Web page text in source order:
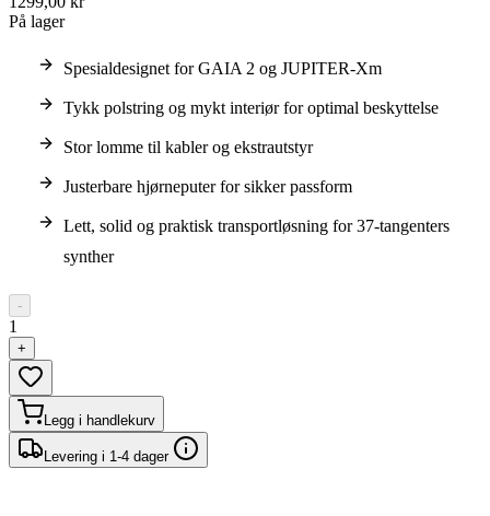
På lager
Spesialdesignet for GAIA 2 og JUPITER-Xm
Tykk polstring og mykt interiør for optimal beskyttelse
Stor lomme til kabler og ekstrautstyr
Justerbare hjørneputer for sikker passform
Lett, solid og praktisk transportløsning for 37-tangenters
synther
-
1
+
Legg i handlekurv
Levering i 1-4 dager